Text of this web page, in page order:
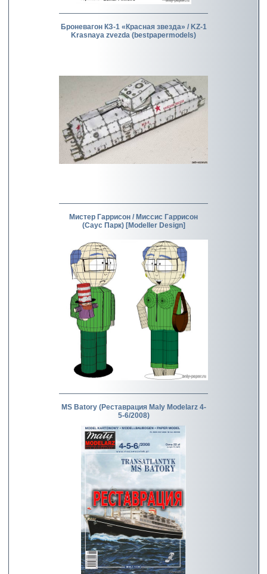
Броневагон КЗ-1 «Красная звезда» / KZ-1
Krasnaya zvezda (bestpapermodels)
Мистер Гаррисон / Миссис Гаррисон
(Саус Парк) [Modeller Design]
MS Batory (Реставрация Maly Modelarz 4-
5-6/2008)